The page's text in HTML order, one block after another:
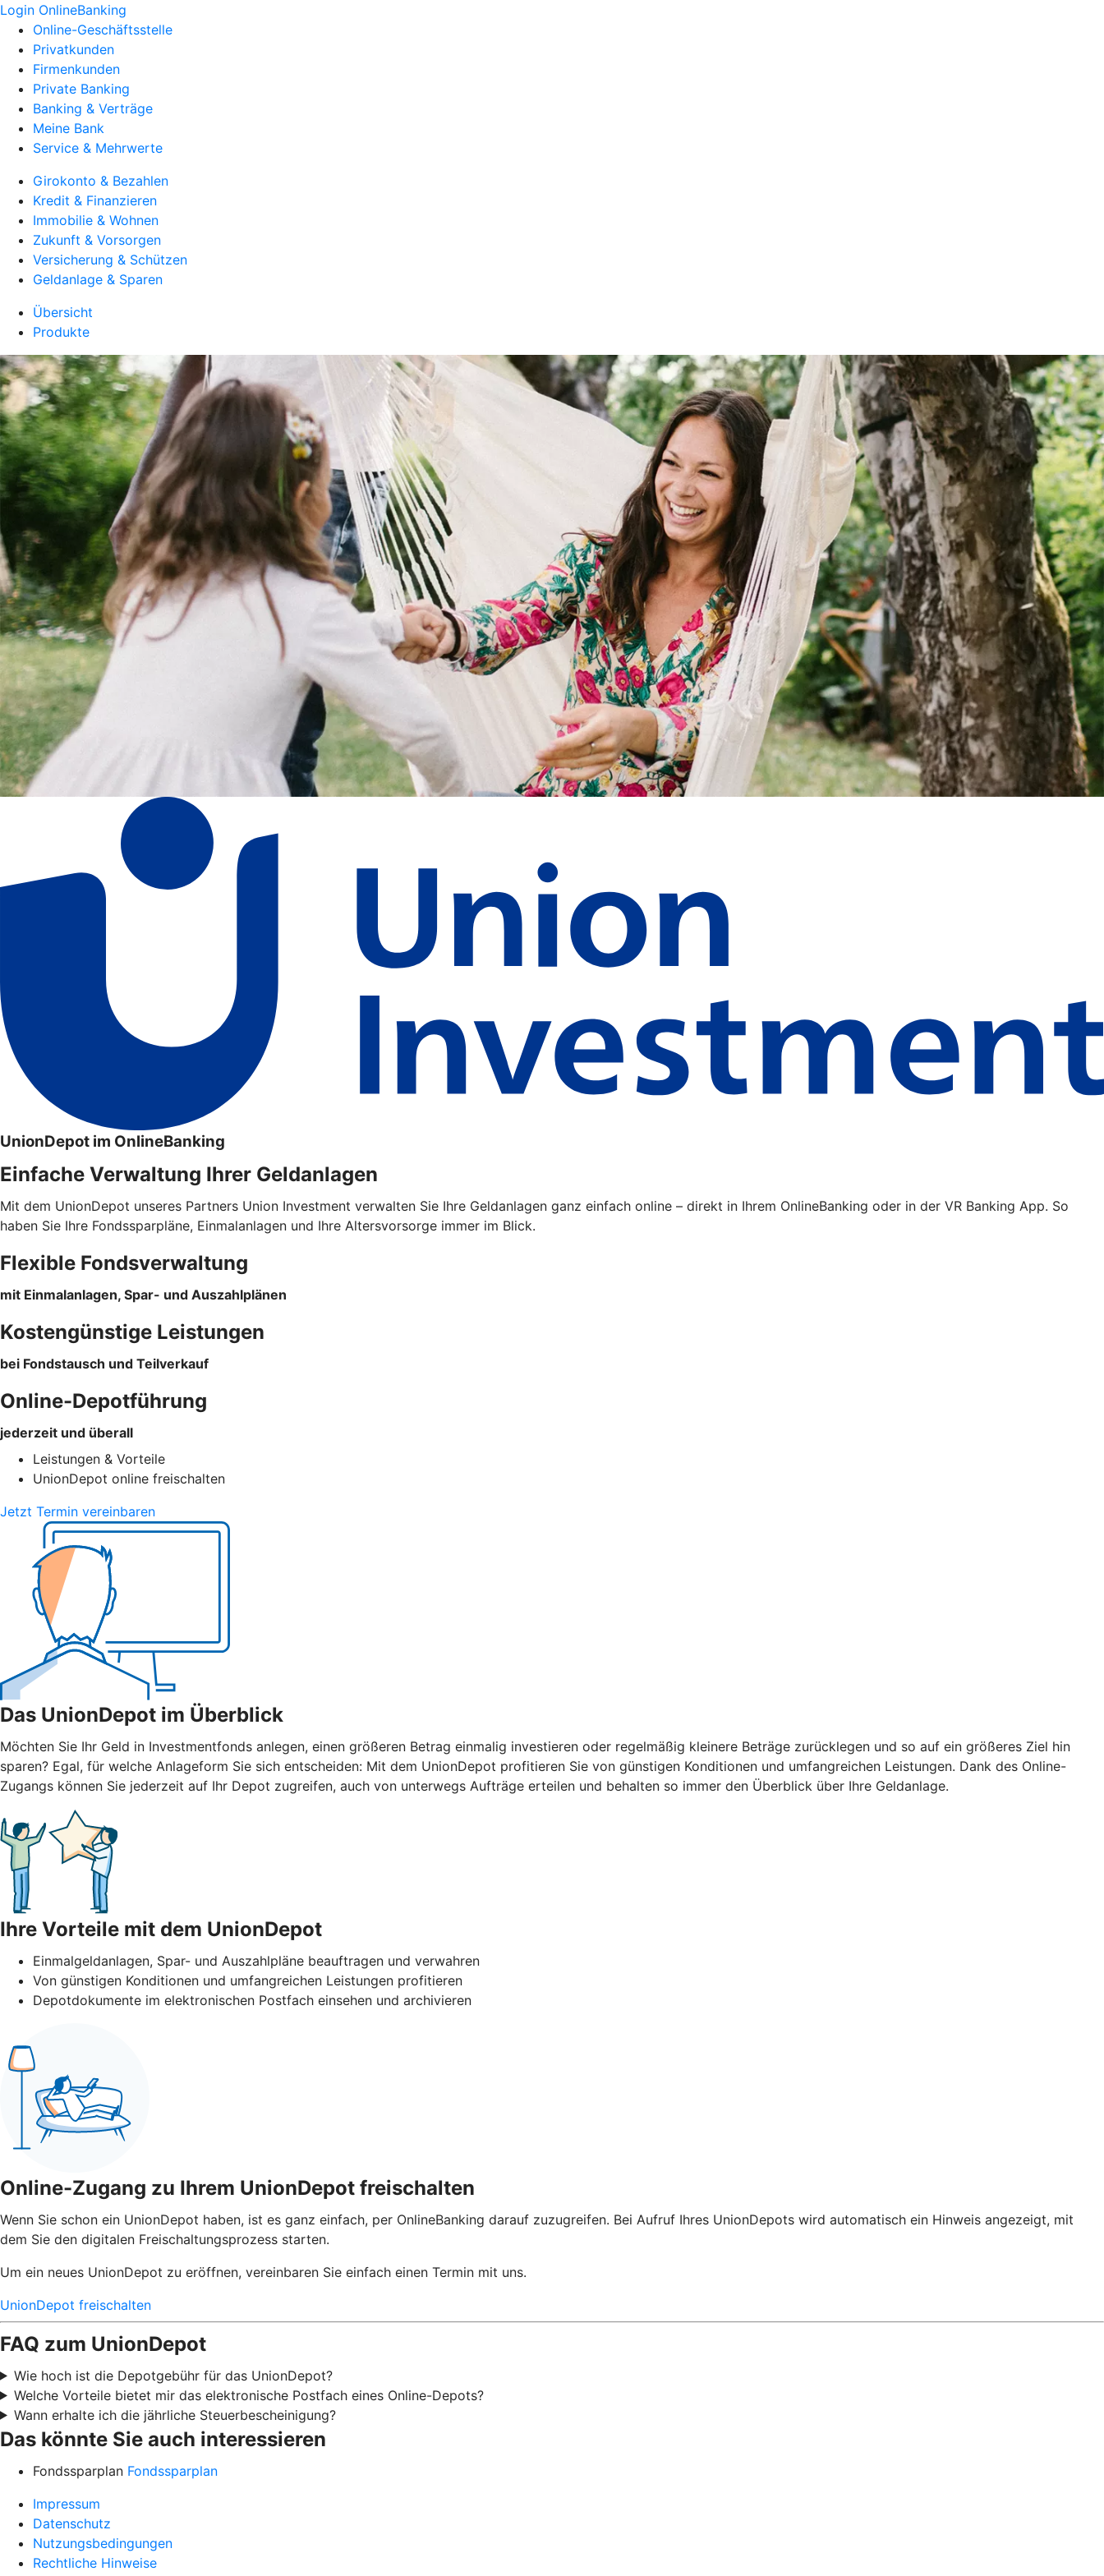
Login OnlineBanking
Online-Geschäftsstelle
Privatkunden
Firmenkunden
Private Banking
Banking & Verträge
Meine Bank
Service & Mehrwerte
Girokonto & Bezahlen
Kredit & Finanzieren
Immobilie & Wohnen
Zukunft & Vorsorgen
Versicherung & Schützen
Geldanlage & Sparen
Übersicht
Produkte
UnionDepot im OnlineBanking
Einfache Verwaltung Ihrer Geldanlagen
Mit dem UnionDepot unseres Partners Union Investment verwalten Sie Ihre Geldanlagen ganz einfach online – direkt in Ihrem OnlineBanking oder in der VR Banking App. So
haben Sie Ihre Fondssparpläne, Einmalanlagen und Ihre Altersvorsorge immer im Blick.
Flexible Fondsverwaltung
mit Einmalanlagen, Spar- und Auszahlplänen
Kostengünstige Leistungen
bei Fondstausch und Teilverkauf
Online-Depotführung
jederzeit und überall
Leistungen & Vorteile
UnionDepot online freischalten
Jetzt Termin vereinbaren
Das UnionDepot im Überblick
Möchten Sie Ihr Geld in Investmentfonds anlegen, einen größeren Betrag einmalig investieren oder regelmäßig kleinere Beträge zurücklegen und so auf ein größeres Ziel hin
sparen? Egal, für welche Anlageform Sie sich entscheiden: Mit dem UnionDepot profitieren Sie von günstigen Konditionen und umfangreichen Leistungen. Dank des Online-
Zugangs können Sie jederzeit auf Ihr Depot zugreifen, auch von unterwegs Aufträge erteilen und behalten so immer den Überblick über Ihre Geldanlage.
Ihre Vorteile mit dem UnionDepot
Einmalgeldanlagen, Spar- und Auszahlpläne beauftragen und verwahren
Von günstigen Konditionen und umfangreichen Leistungen profitieren
Depotdokumente im elektronischen Postfach einsehen und archivieren
Online-Zugang zu Ihrem UnionDepot freischalten
Wenn Sie schon ein UnionDepot haben, ist es ganz einfach, per OnlineBanking darauf zuzugreifen. Bei Aufruf Ihres UnionDepots wird automatisch ein Hinweis angezeigt, mit
dem Sie den digitalen Freischaltungsprozess starten.
Um ein neues UnionDepot zu eröffnen, vereinbaren Sie einfach einen Termin mit uns.
UnionDepot freischalten
FAQ zum UnionDepot
Wie hoch ist die Depotgebühr für das UnionDepot?
Welche Vorteile bietet mir das elektronische Postfach eines Online-Depots?
Wann erhalte ich die jährliche Steuerbescheinigung?
Das könnte Sie auch interessieren
Fondssparplan Fondssparplan
Impressum
Datenschutz
Nutzungsbedingungen
Rechtliche Hinweise